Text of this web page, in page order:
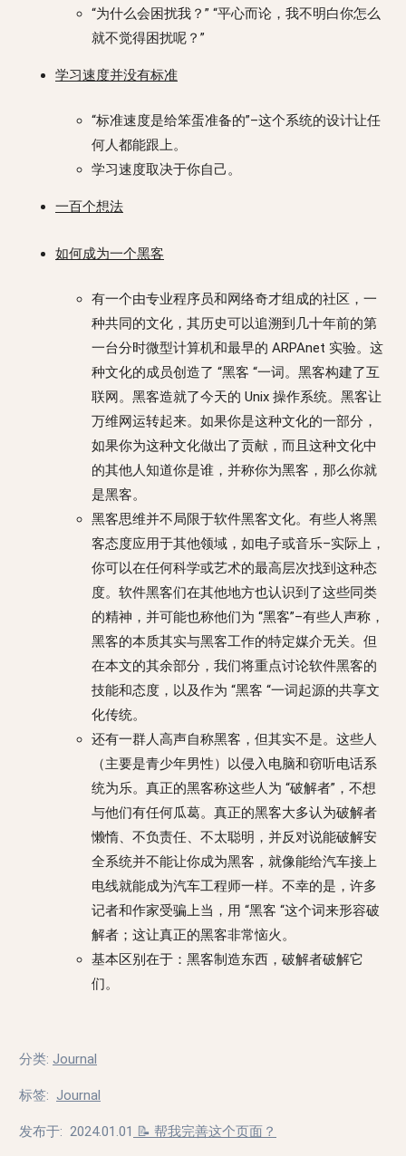
“为什么会困扰我？” “平心而论，我不明白你怎么
就不觉得困扰呢？”
学习速度并没有标准
“标准速度是给笨蛋准备的”–这个系统的设计让任
何人都能跟上。
学习速度取决于你自己。
一百个想法
如何成为一个黑客
有一个由专业程序员和网络奇才组成的社区，一
种共同的文化，其历史可以追溯到几十年前的第
一台分时微型计算机和最早的 ARPAnet 实验。这
种文化的成员创造了 “黑客 “一词。黑客构建了互
联网。黑客造就了今天的 Unix 操作系统。黑客让
万维网运转起来。如果你是这种文化的一部分，
如果你为这种文化做出了贡献，而且这种文化中
的其他人知道你是谁，并称你为黑客，那么你就
是黑客。
黑客思维并不局限于软件黑客文化。有些人将黑
客态度应用于其他领域，如电子或音乐–实际上，
你可以在任何科学或艺术的最高层次找到这种态
度。软件黑客们在其他地方也认识到了这些同类
的精神，并可能也称他们为 “黑客”–有些人声称，
黑客的本质其实与黑客工作的特定媒介无关。但
在本文的其余部分，我们将重点讨论软件黑客的
技能和态度，以及作为 “黑客 “一词起源的共享文
化传统。
还有一群人高声自称黑客，但其实不是。这些人
（主要是青少年男性）以侵入电脑和窃听电话系
统为乐。真正的黑客称这些人为 “破解者”，不想
与他们有任何瓜葛。真正的黑客大多认为破解者
懒惰、不负责任、不太聪明，并反对说能破解安
全系统并不能让你成为黑客，就像能给汽车接上
电线就能成为汽车工程师一样。不幸的是，许多
记者和作家受骗上当，用 “黑客 “这个词来形容破
解者；这让真正的黑客非常恼火。
基本区别在于：黑客制造东西，破解者破解它
们。
分类: Journal
标签: Journal
发布于: 2024.01.01 📝 帮我完善这个页面？